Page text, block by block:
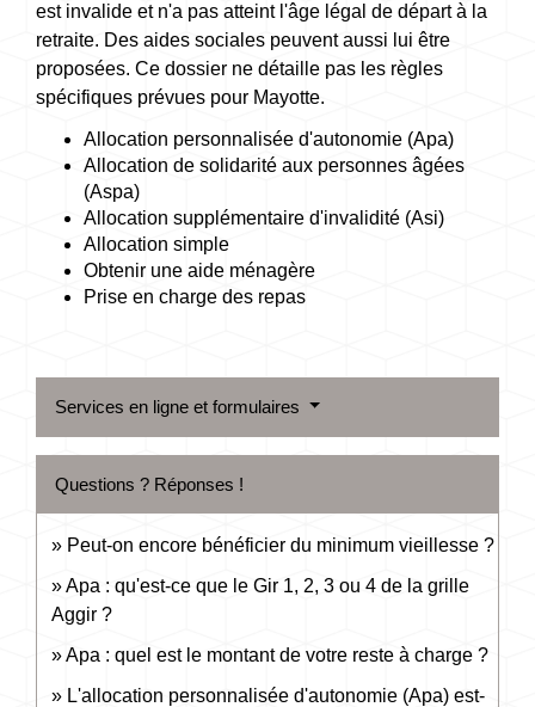
est invalide et n'a pas atteint l'âge légal de départ à la
retraite. Des aides sociales peuvent aussi lui être
proposées. Ce dossier ne détaille pas les règles
spécifiques prévues pour Mayotte.
Allocation personnalisée d'autonomie (Apa)
Allocation de solidarité aux personnes âgées
(Aspa)
Allocation supplémentaire d'invalidité (Asi)
Allocation simple
Obtenir une aide ménagère
Prise en charge des repas
Services en ligne et formulaires
Questions ? Réponses !
Peut-on encore bénéficier du minimum vieillesse ?
Apa : qu'est-ce que le Gir 1, 2, 3 ou 4 de la grille
Aggir ?
Apa : quel est le montant de votre reste à charge ?
L'allocation personnalisée d'autonomie (Apa) est-